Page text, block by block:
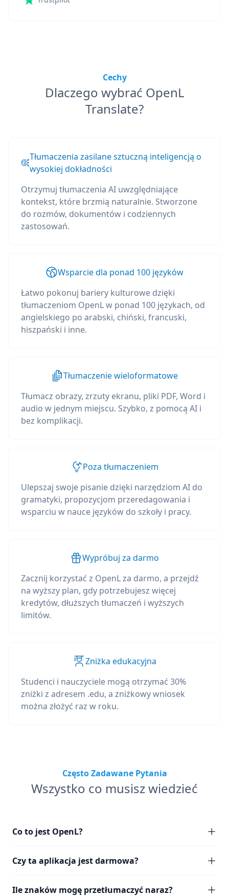
Cechy
Dlaczego wybrać OpenL
Translate?
Tłumaczenia zasilane sztuczną inteligencją o
wysokiej dokładności
Otrzymuj tłumaczenia AI uwzględniające
kontekst, które brzmią naturalnie. Stworzone
do rozmów, dokumentów i codziennych
zastosowań.
Wsparcie dla ponad 100 języków
Łatwo pokonuj bariery kulturowe dzięki
tłumaczeniom OpenL w ponad 100 językach, od
angielskiego po arabski, chiński, francuski,
hiszpański i inne.
Tłumaczenie wieloformatowe
Tłumacz obrazy, zrzuty ekranu, pliki PDF, Word i
audio w jednym miejscu. Szybko, z pomocą AI i
bez komplikacji.
Poza tłumaczeniem
Ulepszaj swoje pisanie dzięki narzędziom AI do
gramatyki, propozycjom przeredagowania i
wsparciu w nauce języków do szkoły i pracy.
Wypróbuj za darmo
Zacznij korzystać z OpenL za darmo, a przejdź
na wyższy plan, gdy potrzebujesz więcej
kredytów, dłuższych tłumaczeń i wyższych
limitów.
Zniżka edukacyjna
Studenci i nauczyciele mogą otrzymać 30%
zniżki z adresem .edu, a zniżkowy wniosek
można złożyć raz w roku.
Często Zadawane Pytania
Wszystko co musisz wiedzieć
Co to jest OpenL?
Czy ta aplikacja jest darmowa?
Ile znaków mogę przetłumaczyć naraz?